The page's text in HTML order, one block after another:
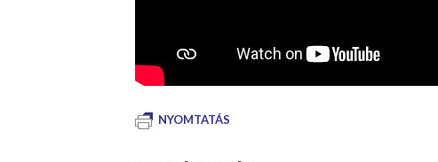
NYOMTATÁS